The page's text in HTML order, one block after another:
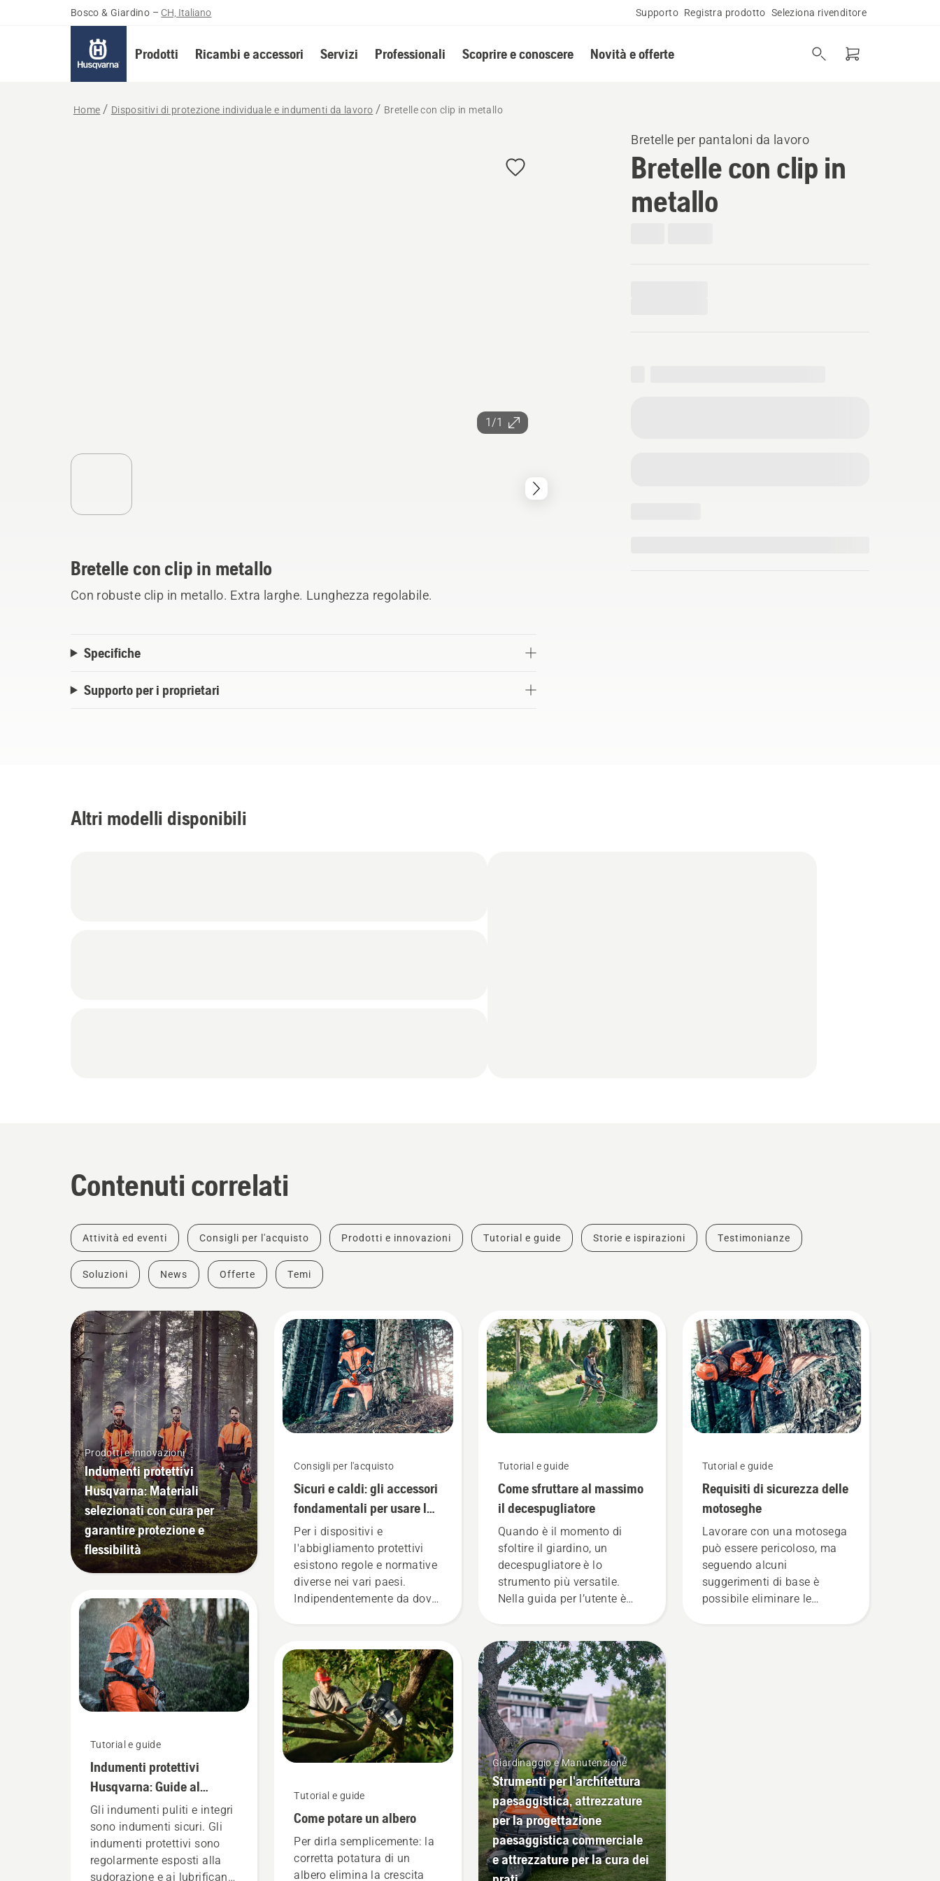
Bosco & Giardino – CH, Italiano Supporto Registra prodotto Seleziona rivenditore
Prodotti Ricambi e accessori Servizi Professionali Scoprire e conoscere Novità e offerte
Home Dispositivi di protezione individuale e indumenti da lavoro Bretelle con clip in metallo
1/1
Bretelle per pantaloni da lavoro
Bretelle con clip in
metallo
Bretelle con clip in metallo
Con robuste clip in metallo. Extra larghe. Lunghezza regolabile.
Specifiche
Supporto per i proprietari
Altri modelli disponibili
Contenuti correlati
Attività ed eventi Consigli per l'acquisto Prodotti e innovazioni Tutorial e guide Storie e ispirazioni Testimonianze
Soluzioni News Offerte Temi
Prodotti e innovazioni
Indumenti protettivi
Husqvarna: Materiali
selezionati con cura per
garantire protezione e
flessibilità
Tutorial e guide
Indumenti protettivi
Husqvarna: Guide al
lavaggio e alla riparazione
Gli indumenti puliti e integri
sono indumenti sicuri. Gli
indumenti protettivi sono
regolarmente esposti alla
sudorazione e ai lubrificanti,
Consigli per l'acquisto
Sicuri e caldi: gli accessori
fondamentali per usare la
motosega
Per i dispositivi e
l'abbigliamento protettivi
esistono regole e normative
diverse nei vari paesi.
Indipendentemente da dove
senz'altro a migliorare la
sicurezza durante l'uso di
una motosega.
Tutorial e guide
Come potare un albero
Per dirla semplicemente: la
corretta potatura di un
albero elimina la crescita
Tutorial e guide
Come sfruttare al massimo
il decespugliatore
Quando è il momento di
sfoltire il giardino, un
decespugliatore è lo
strumento più versatile.
Nella guida per l’utente è
decespugliatore Husqvarna
nel modo più sicuro ed
efficace.
Giardinaggio e Manutenzione
Strumenti per l'architettura
paesaggistica, attrezzature
per la progettazione
paesaggistica commerciale
e attrezzature per la cura dei
Tutorial e guide
Requisiti di sicurezza delle
motoseghe
Lavorare con una motosega
può essere pericoloso, ma
seguendo alcuni
suggerimenti di base è
possibile eliminare le